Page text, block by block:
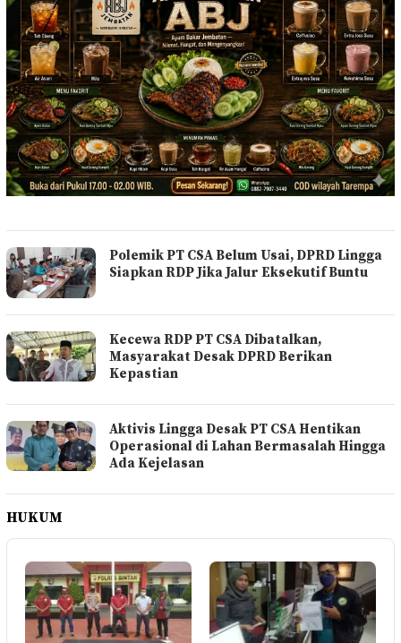
Polemik PT CSA Belum Usai, DPRD Lingga
Siapkan RDP Jika Jalur Eksekutif Buntu
Kecewa RDP PT CSA Dibatalkan,
Masyarakat Desak DPRD Berikan
Kepastian
Aktivis Lingga Desak PT CSA Hentikan
Operasional di Lahan Bermasalah Hingga
Ada Kejelasan
HUKUM